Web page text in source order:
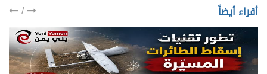
أقراء أيضاً /